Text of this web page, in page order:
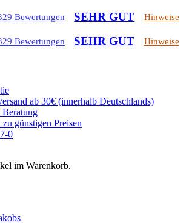
Bewertungen SEHR GUT Hinweise
Bewertungen SEHR GUT Hinweise
ab 30€ (innerhalb Deutschlands)
Beratung
günstigen Preisen
0
im Warenkorb.